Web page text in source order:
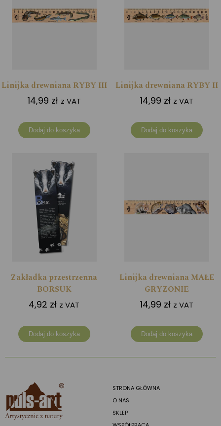
Linijka drewniana RYBY III
14,99 zł z VAT
Dodaj do koszyka
Linijka drewniana RYBY II
14,99 zł z VAT
Dodaj do koszyka
Zakładka przestrzenna
BORSUK
4,92 zł z VAT
Dodaj do koszyka
Linijka drewniana MAŁE
GRYZONIE
14,99 zł z VAT
Dodaj do koszyka
STRONA GŁÓWNA
O NAS
SKLEP